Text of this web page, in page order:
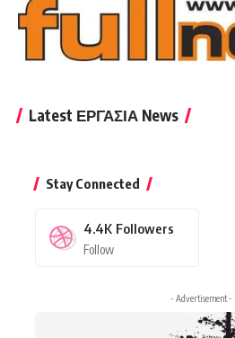
Latest ΕΡΓΑΣΙΑ News
Stay Connected
4.4K Followers
Follow
- Advertisement -